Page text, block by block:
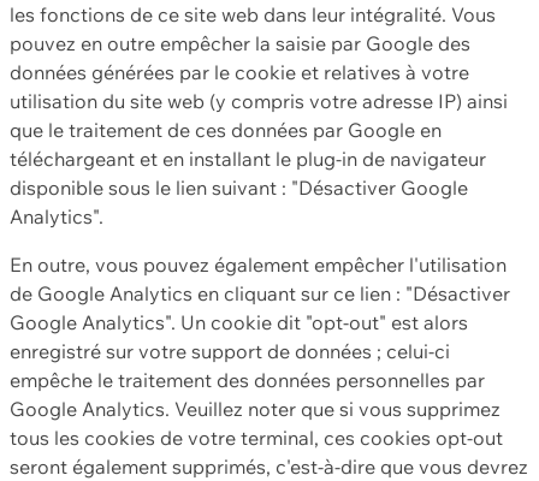
les fonctions de ce site web dans leur intégralité. Vous
pouvez en outre empêcher la saisie par Google des
données générées par le cookie et relatives à votre
utilisation du site web (y compris votre adresse IP) ainsi
que le traitement de ces données par Google en
téléchargeant et en installant le plug-in de navigateur
disponible sous le lien suivant : "Désactiver Google
Analytics".
En outre, vous pouvez également empêcher l'utilisation
de Google Analytics en cliquant sur ce lien : "Désactiver
Google Analytics". Un cookie dit "opt-out" est alors
enregistré sur votre support de données ; celui-ci
empêche le traitement des données personnelles par
Google Analytics. Veuillez noter que si vous supprimez
tous les cookies de votre terminal, ces cookies opt-out
seront également supprimés, c'est-à-dire que vous devrez